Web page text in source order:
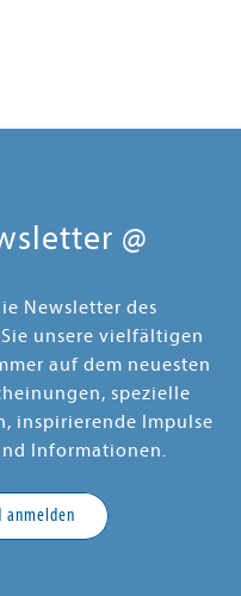
@
Newsletter des
unsere vielfältigen
auf dem neuesten
spezielle
inspirierende Impulse
Informationen.
anmelden